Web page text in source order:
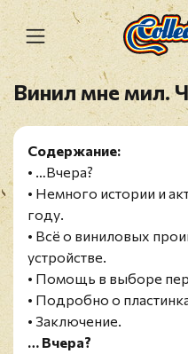
Винил мне мил.
Содержание:
• …Вчера?
• Немного истории и
году.
• Всё о виниловых
устройстве.
• Помощь в выборе
• Подробно о
• Заключение.
… Вчера?